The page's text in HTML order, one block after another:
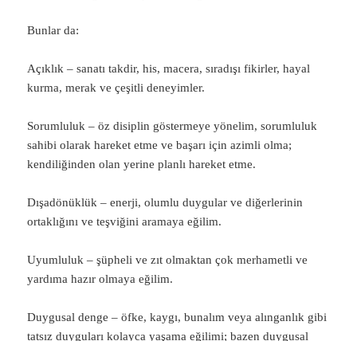
Bunlar da:
Açıklık – sanatı takdir, his, macera, sıradışı fikirler, hayal
kurma, merak ve çeşitli deneyimler.
Sorumluluk – öz disiplin göstermeye yönelim, sorumluluk
sahibi olarak hareket etme ve başarı için azimli olma;
kendiliğinden olan yerine planlı hareket etme.
Dışadönüklük – enerji, olumlu duygular ve diğerlerinin
ortaklığını ve teşviğini aramaya eğilim.
Uyumluluk – şüpheli ve zıt olmaktan çok merhametli ve
yardıma hazır olmaya eğilim.
Duygusal denge – öfke, kaygı, bunalım veya alınganlık gibi
tatsız duyguları kolayca yaşama eğilimi; bazen duygusal